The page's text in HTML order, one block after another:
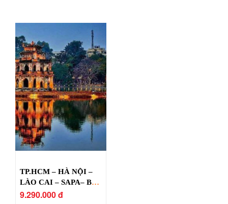
TP.HCM – HÀ NỘI –
LÀO CAI – SAPA– BÁI
ĐÍNH – TRÀNG AN –
9.290.000 đ